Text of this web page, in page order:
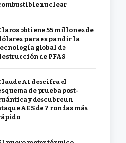
nuclear
obtiene 55 millones de
para expandir la
global de
de PFAS
AI descifra el
de prueba post-
y descubre un
AES de 7 rondas más